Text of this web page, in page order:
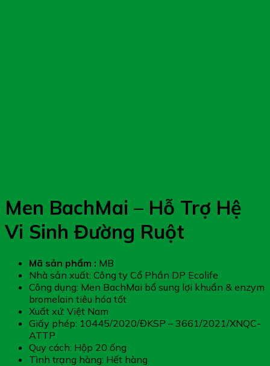
Men BachMai – Hỗ Trợ Hệ
Vi Sinh Đường Ruột
Mã sản phẩm : MB
Nhà sản xuất: Công ty Cổ Phần DP Ecolife
Công dụng: Men BachMai bổ sung lợi khuẩn & enzym
bromelain tiêu hóa tốt
Xuất xứ: Việt Nam
Giấy phép: 10445/2020/ĐKSP – 3661/2021/XNQC-
ATTP
Quy cách: Hộp 20 ống
Tình trạng hàng: Hết hàng